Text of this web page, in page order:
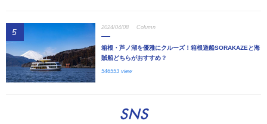
5 2024/04/08 Column
箱根・芦ノ湖を優雅にクルーズ！箱根遊船SORAKAZEと海
賊船どちらがおすすめ？
546553 view
SNS